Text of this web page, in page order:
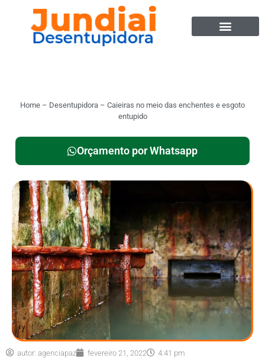
Home – Desentupidora – Caieiras no meio das enchentes e esgoto
entupido
Orçamento por Whatsapp
autor: agenciapaz fevereiro 21, 2022 4:41 pm